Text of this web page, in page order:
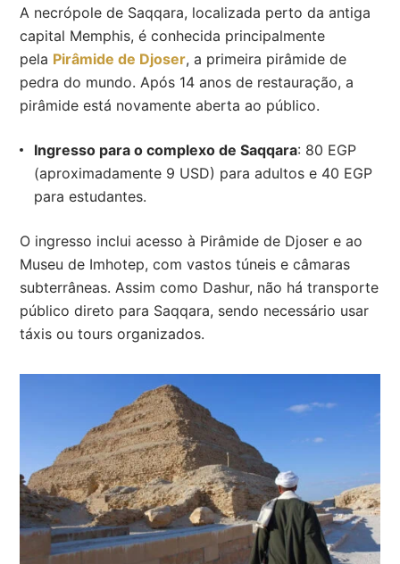
A necrópole de Saqqara, localizada perto da antiga
capital Memphis, é conhecida principalmente
pela Pirâmide de Djoser, a primeira pirâmide de
pedra do mundo. Após 14 anos de restauração, a
pirâmide está novamente aberta ao público.
Ingresso para o complexo de Saqqara: 80 EGP
(aproximadamente 9 USD) para adultos e 40 EGP
para estudantes.
O ingresso inclui acesso à Pirâmide de Djoser e ao
Museu de Imhotep, com vastos túneis e câmaras
subterrâneas. Assim como Dashur, não há transporte
público direto para Saqqara, sendo necessário usar
táxis ou tours organizados.